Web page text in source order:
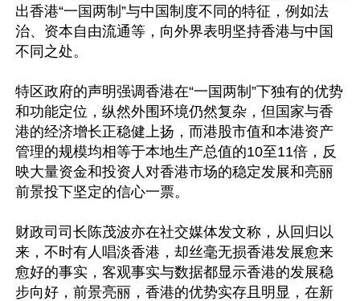
出香港“一国两制”与中国制度不同的特征，例如法
治、资本自由流通等，向外界表明坚持香港与中国
不同之处。
特区政府的声明强调香港在“一国两制”下独有的优势
和功能定位，纵然外围环境仍然复杂，但国家与香
港的经济增长正稳健上扬，而港股市值和本港资产
管理的规模均相等于本地生产总值的10至11倍，反
映大量资金和投资人对香港市场的稳定发展和亮丽
前景投下坚定的信心一票。
财政司司长陈茂波亦在社交媒体发文称，从回归以
来，不时有人唱淡香港，却丝毫无损香港发展愈来
愈好的事实，客观事实与数据都显示香港的发展稳
步向好，前景亮丽，香港的优势实存且明显，在新